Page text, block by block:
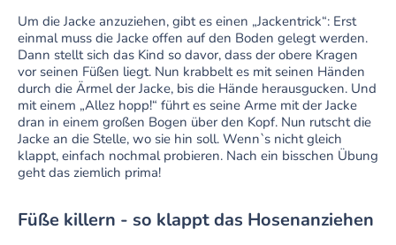
Um die Jacke anzuziehen, gibt es einen „Jackentrick“: Erst
einmal muss die Jacke offen auf den Boden gelegt werden.
Dann stellt sich das Kind so davor, dass der obere Kragen
vor seinen Füßen liegt. Nun krabbelt es mit seinen Händen
durch die Ärmel der Jacke, bis die Hände herausgucken. Und
mit einem „Allez hopp!“ führt es seine Arme mit der Jacke
dran in einem großen Bogen über den Kopf. Nun rutscht die
Jacke an die Stelle, wo sie hin soll. Wenn`s nicht gleich
klappt, einfach nochmal probieren. Nach ein bisschen Übung
geht das ziemlich prima!
Füße killern - so klappt das Hosenanziehen